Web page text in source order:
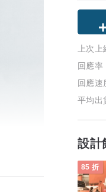
上次上
回應率
回應速
平均出
設計
85 折